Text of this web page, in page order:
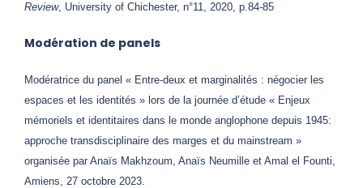
Review, University of Chichester, n°11, 2020, p.84-85
Modération de panels
Modératrice du panel « Entre-deux et marginalités : négocier les
espaces et les identités » lors de la journée d’étude « Enjeux
mémoriels et identitaires dans le monde anglophone depuis 1945:
approche transdisciplinaire des marges et du mainstream »
organisée par Anaïs Makhzoum, Anaïs Neumille et Amal el Founti,
Amiens, 27 octobre 2023.